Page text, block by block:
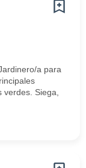
a para
Siega,